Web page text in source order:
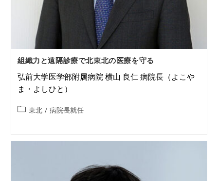
組織力と遠隔診療で北東北の医療を守る
弘前大学医学部附属病院 横山 良仁 病院長（よこや
ま・よしひと）
東北 / 病院長就任